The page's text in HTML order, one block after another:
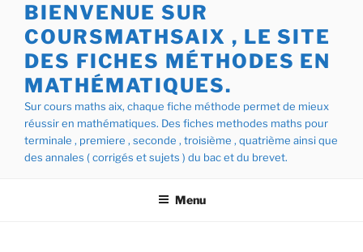
BIENVENUE SUR
COURSMATHSAIX , LE SITE
DES FICHES MÉTHODES EN
MATHÉMATIQUES.
Sur cours maths aix, chaque fiche méthode permet de mieux
réussir en mathématiques. Des fiches methodes maths pour
terminale , premiere , seconde , troisième , quatrième ainsi que
des annales ( corrigés et sujets ) du bac et du brevet.
Menu